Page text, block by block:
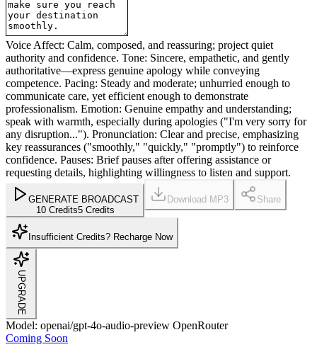
Voice Affect: Calm, composed, and reassuring; project quiet
authority and confidence. Tone: Sincere, empathetic, and gently
authoritative—express genuine apology while conveying
competence. Pacing: Steady and moderate; unhurried enough to
communicate care, yet efficient enough to demonstrate
professionalism. Emotion: Genuine empathy and understanding;
speak with warmth, especially during apologies ("I'm very sorry for
any disruption..."). Pronunciation: Clear and precise, emphasizing
key reassurances ("smoothly," "quickly," "promptly") to reinforce
confidence. Pauses: Brief pauses after offering assistance or
requesting details, highlighting willingness to listen and support.
GENERATE BROADCAST
10 Credits5 Credits
Download MP3 Share
Insufficient Credits? Recharge Now
UPGRADE
Model: openai/gpt-4o-audio-preview OpenRouter
Coming Soon